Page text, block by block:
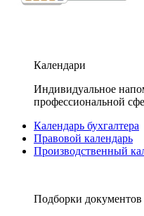
Календари
Индивидуальное
профессиональной
Календарь бухгалтера
Правовой календарь
Производственный
Подборки документов